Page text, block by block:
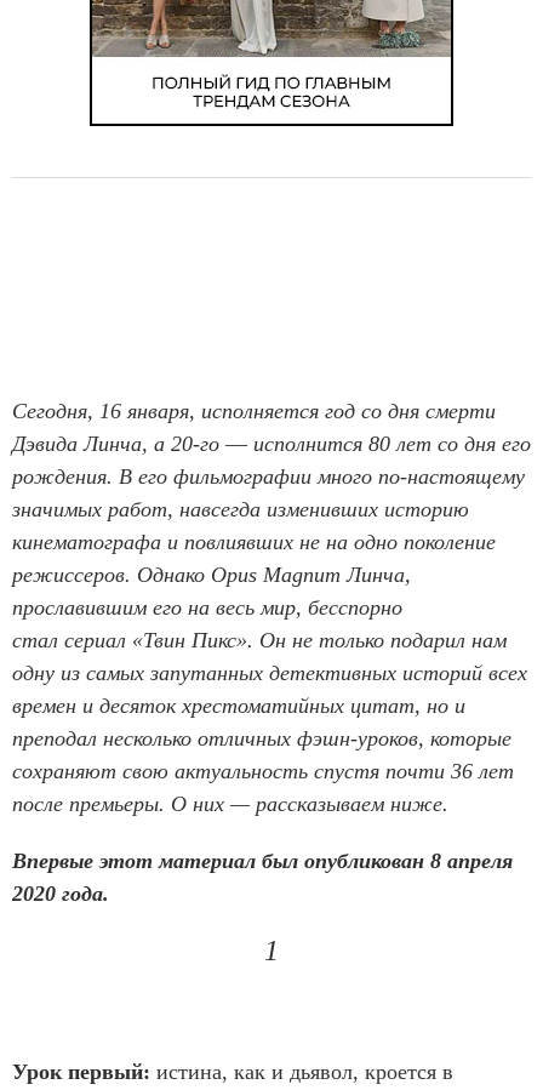
Сегодня, 16 января, исполняется год со дня смерти
Дэвида Линча, а 20-го — исполнится 80 лет со дня его
рождения. В его фильмографии много по-настоящему
значимых работ, навсегда изменивших историю
кинематографа и повлиявших не на одно поколение
режиссеров. Однако Opus Magnum Линча,
прославившим его на весь мир, бесспорно
стал сериал «Твин Пикс». Он не только подарил нам
одну из самых запутанных детективных историй всех
времен и десяток хрестоматийных цитат, но и
преподал несколько отличных фэшн-уроков, которые
сохраняют свою актуальность спустя почти 36 лет
после премьеры. О них — рассказываем ниже.
Впервые этот материал был опубликован 8 апреля
2020 года.
1
Урок первый: истина, как и дьявол, кроется в